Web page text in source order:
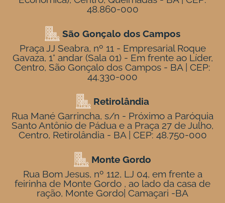
48.860-000
São Gonçalo dos Campos
Praça JJ Seabra, nº 11 - Empresarial Roque
Gavaza, 1° andar (Sala 01) - Em frente ao Líder,
Centro, São Gonçalo dos Campos - BA | CEP:
44.330-000
Retirolândia
Rua Mané Garrincha, s/n - Próximo a Paróquia
Santo Antônio de Pádua e a Praça 27 de Julho,
Centro, Retirolândia - BA | CEP: 48.750-000
Monte Gordo
Rua Bom Jesus, nº 112, LJ 04, em frente a
feirinha de Monte Gordo , ao lado da casa de
ração, Monte Gordo| Camaçari -BA